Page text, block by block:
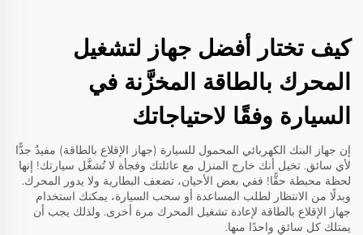
كيف تختار أفضل جهاز لتشغيل
المحرك بالطاقة المخزَّنة في
السيارة وفقًا لاحتياجاتك
إن جهاز البنك الكهربائي المحمول للسيارة (جهاز الإقلاع بالطاقة) مفيدٌ جدًّا
لأي سائق. تخيل أنك خارج المنزل مع عائلتك وفجأة لا تُشغَّل سيارتك! إنها
لحظة محبطة حقًّا! ففي بعض الأحيان، تضعف البطارية ولا يدور المحرك.
وبدلًا من الانتظار لطلب المساعدة أو سحب السيارة، يمكنك استخدام
جهاز الإقلاع بالطاقة لإعادة تشغيل المحرك مرة أخرى. ولذلك يجب أن
يمتلك كل سائقٍ واحدًا منها.